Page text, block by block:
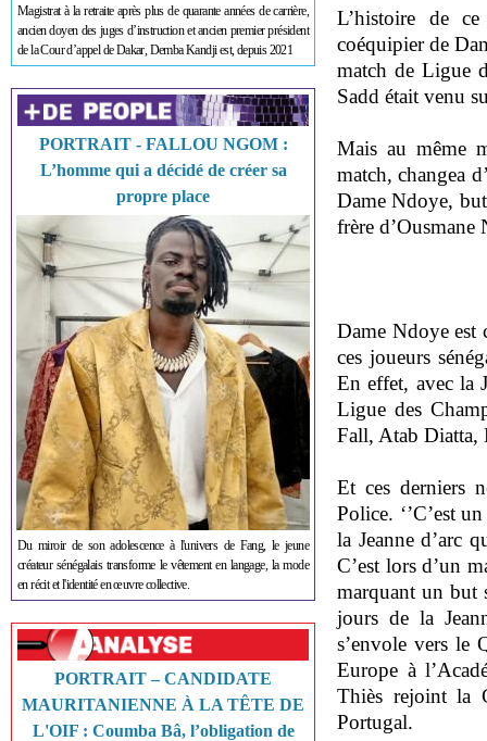
Magistrat à la retraite après plus de quarante années de carrière,
ancien doyen des juges d’instruction et ancien premier président
de la Cour d’appel de Dakar, Demba Kandji est, depuis 2021
PORTRAIT - FALLOU NGOM :
L’homme qui a décidé de créer sa
propre place
Du miroir de son adolescence à l'univers de Fang, le jeune
créateur sénégalais transforme le vêtement en langage, la mode
en récit et l'identité en œuvre collective.
PORTRAIT – CANDIDATE
MAURITANIENNE À LA TÊTE DE
L'OIF : Coumba Bâ, l’obligation de
L’histoire de
coéquipier de
match de Ligue
Sadd était venu
Mais au même
match, changea
Dame Ndoye,
frère
Dame Ndoye est
ces joueurs
En effet, avec la
Ligue des
Fall, Atab Diatta,
Et ces derniers
Police. ‘’C’est
la Jeanne d’arc
C’est lors d’un
marquant un but
jours de la
s’envole vers le
Europe à
Thiès rejoint la
Portugal.